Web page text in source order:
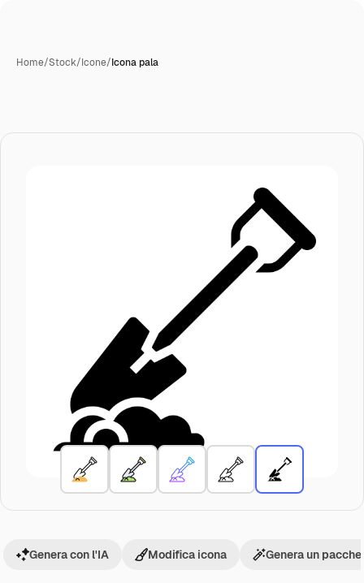
Home/Stock/Icone/Icona pala
Genera con l'IA Modifica icona Genera un